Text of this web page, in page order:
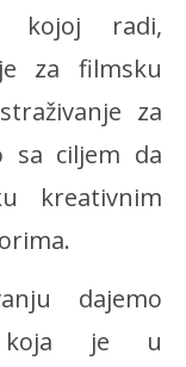
kojoj radi,
za filmsku
za
sa ciljem da
kreativnim
dajemo
koja je u